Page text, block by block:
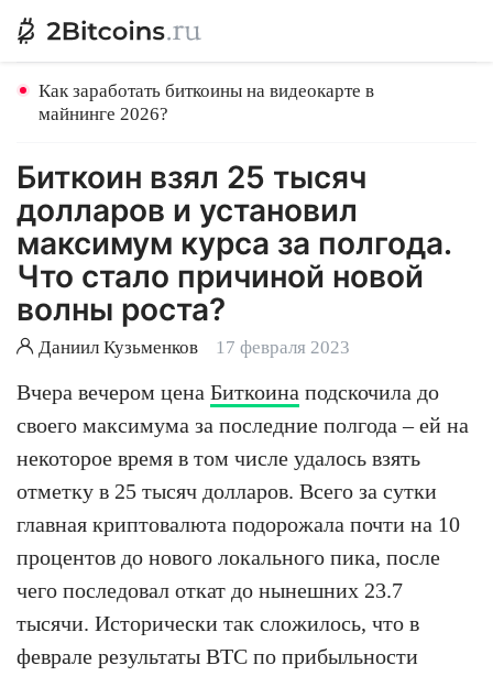
Как заработать биткоины на видеокарте в
майнинге 2026?
Биткоин взял 25 тысяч
долларов и установил
максимум курса за полгода.
Что стало причиной новой
волны роста?
Даниил Кузьменков 17 февраля 2023
Вчера вечером цена Биткоина подскочила до
своего максимума за последние полгода – ей на
некоторое время в том числе удалось взять
отметку в 25 тысяч долларов. Всего за сутки
главная криптовалюта подорожала почти на 10
процентов до нового локального пика, после
чего последовал откат до нынешних 23.7
тысячи. Исторически так сложилось, что в
феврале результаты BTC по прибыльности